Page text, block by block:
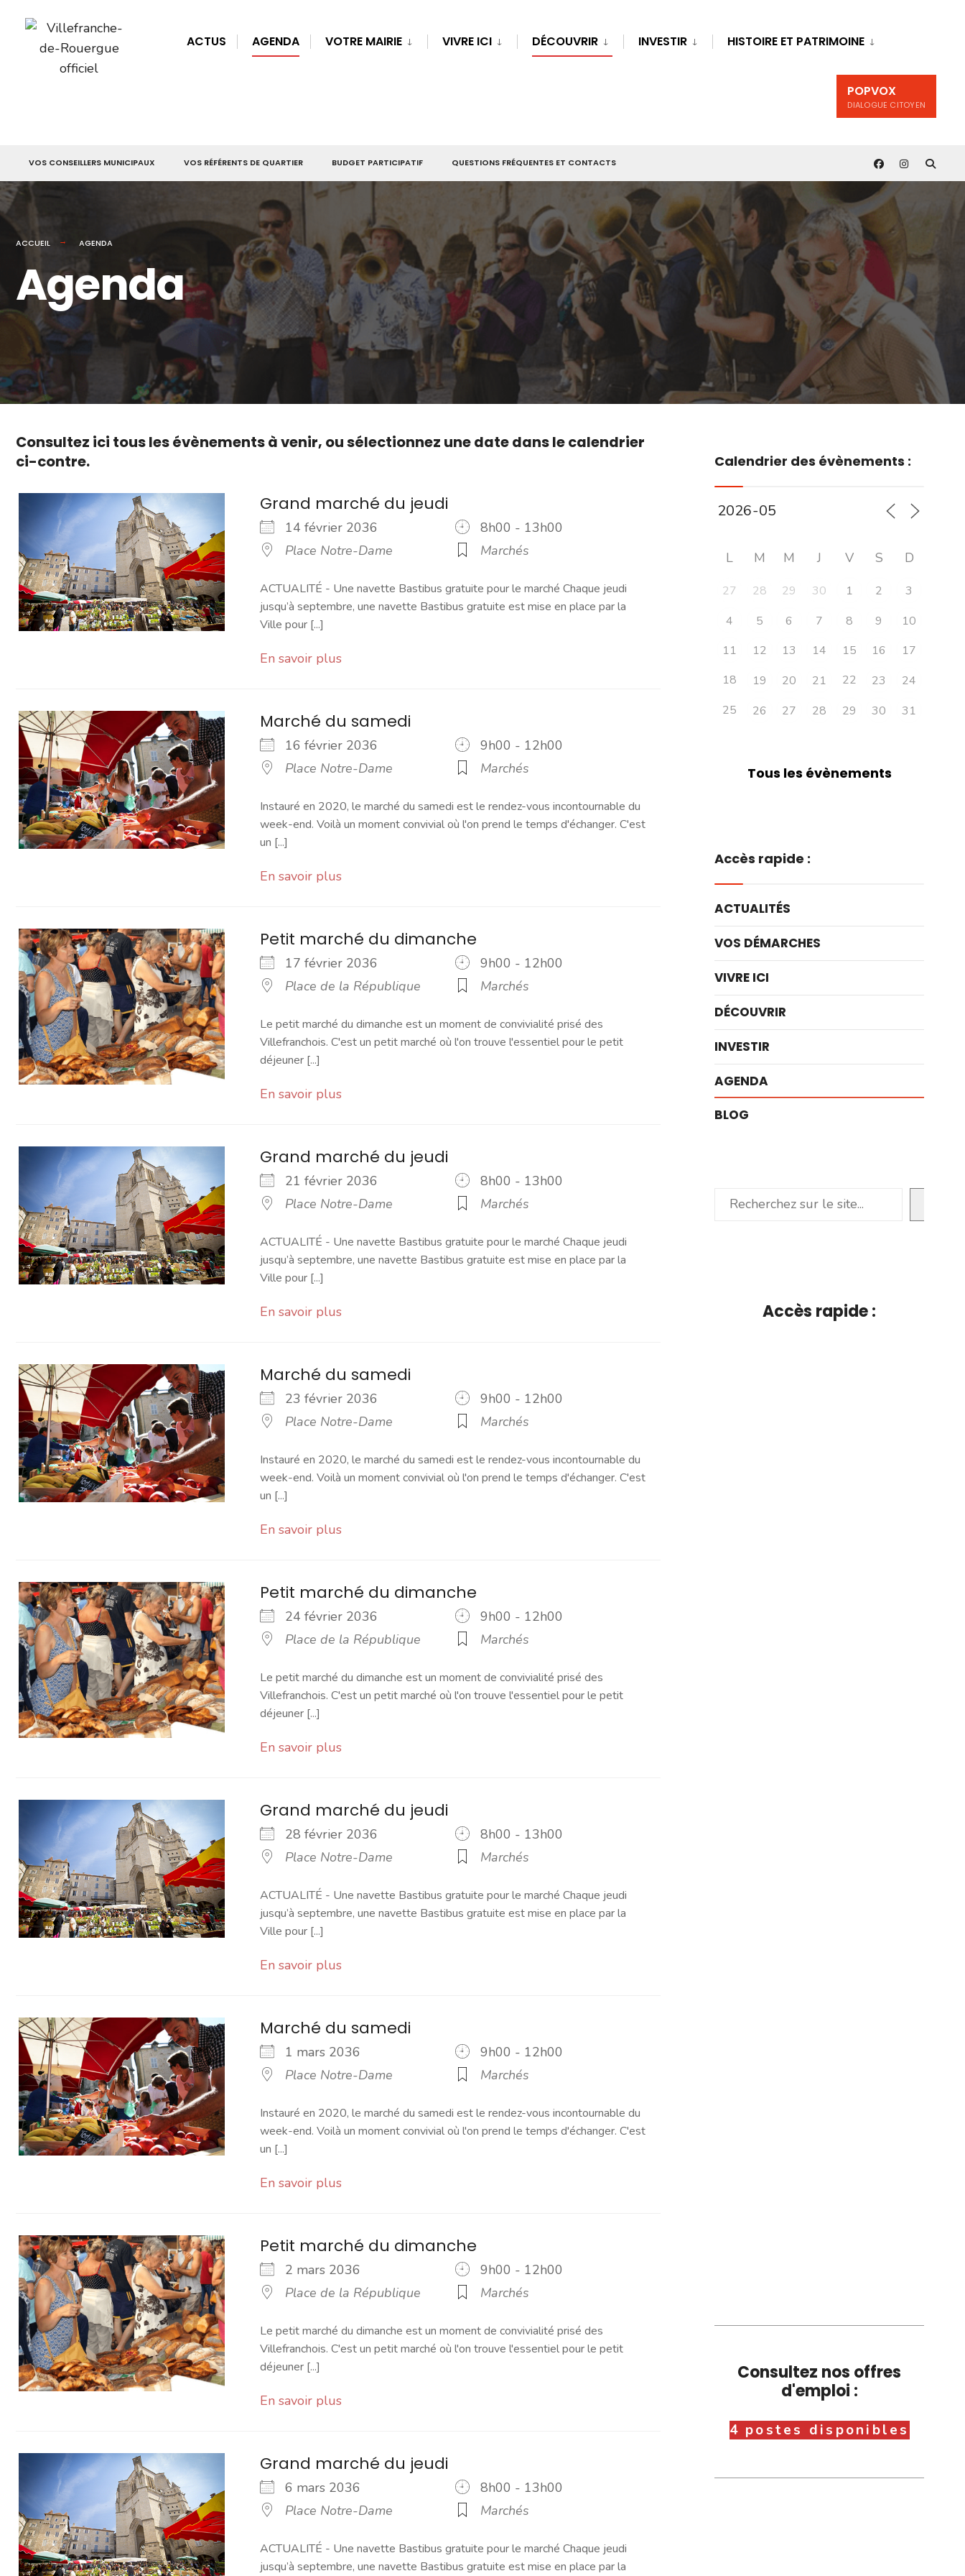
Skip
content
ACTUS AGENDA VOTRE MAIRIE VIVRE ICI DÉCOUVRIR INVESTIR HISTOIRE ET PATRIMOINE
POPVOX
DIALOGUE CITOYEN
VOS CONSEILLERS MUNICIPAUX VOS RÉFÉRENTS DE QUARTIER BUDGET PARTICIPATIF QUESTIONS FRÉQUENTES ET CONTACTS
ACCUEIL AGENDA
Agenda
Consultez ici tous les évènements à venir, ou sélectionnez une date dans le calendrier
ci-contre.
Grand marché du jeudi
14 février 2036
8h00 - 13h00
Place Notre-Dame
Marchés
ACTUALITÉ - Une navette Bastibus gratuite pour le marché Chaque jeudi
jusqu’à septembre, une navette Bastibus gratuite est mise en place par la
Ville pour [...]
En savoir plus
Marché du samedi
16 février 2036
9h00 - 12h00
Place Notre-Dame
Marchés
Instauré en 2020, le marché du samedi est le rendez-vous incontournable du
week-end. Voilà un moment convivial où l'on prend le temps d'échanger. C'est
un [...]
En savoir plus
Petit marché du dimanche
17 février 2036
9h00 - 12h00
Place de la République
Marchés
Le petit marché du dimanche est un moment de convivialité prisé des
Villefranchois. C'est un petit marché où l'on trouve l'essentiel pour le petit
déjeuner [...]
En savoir plus
Grand marché du jeudi
21 février 2036
8h00 - 13h00
Place Notre-Dame
Marchés
ACTUALITÉ - Une navette Bastibus gratuite pour le marché Chaque jeudi
jusqu’à septembre, une navette Bastibus gratuite est mise en place par la
Ville pour [...]
En savoir plus
Marché du samedi
23 février 2036
9h00 - 12h00
Place Notre-Dame
Marchés
Instauré en 2020, le marché du samedi est le rendez-vous incontournable du
week-end. Voilà un moment convivial où l'on prend le temps d'échanger. C'est
un [...]
En savoir plus
Petit marché du dimanche
24 février 2036
9h00 - 12h00
Place de la République
Marchés
Le petit marché du dimanche est un moment de convivialité prisé des
Villefranchois. C'est un petit marché où l'on trouve l'essentiel pour le petit
déjeuner [...]
En savoir plus
Grand marché du jeudi
28 février 2036
8h00 - 13h00
Place Notre-Dame
Marchés
ACTUALITÉ - Une navette Bastibus gratuite pour le marché Chaque jeudi
jusqu’à septembre, une navette Bastibus gratuite est mise en place par la
Ville pour [...]
En savoir plus
Marché du samedi
1 mars 2036
9h00 - 12h00
Place Notre-Dame
Marchés
Instauré en 2020, le marché du samedi est le rendez-vous incontournable du
week-end. Voilà un moment convivial où l'on prend le temps d'échanger. C'est
un [...]
En savoir plus
Petit marché du dimanche
2 mars 2036
9h00 - 12h00
Place de la République
Marchés
Le petit marché du dimanche est un moment de convivialité prisé des
Villefranchois. C'est un petit marché où l'on trouve l'essentiel pour le petit
déjeuner [...]
En savoir plus
Grand marché du jeudi
6 mars 2036
8h00 - 13h00
Place Notre-Dame
Marchés
ACTUALITÉ - Une navette Bastibus gratuite pour le marché Chaque jeudi
jusqu’à septembre, une navette Bastibus gratuite est mise en place par la
Calendrier des évènements :
L M M J V S D
27 28 29 30 1 2
3
4
5 6 7 8 9
10
11
12 13 14 15 16
17
18
19 20 21 22 23
24
25
26 27 28 29 30 31
Tous les évènements
Accès rapide :
ACTUALITÉS
VOS DÉMARCHES
VIVRE ICI
DÉCOUVRIR
INVESTIR
AGENDA
BLOG
Rechercher
Accès rapide :
Consultez nos offres
d'emploi :
4 postes disponibles